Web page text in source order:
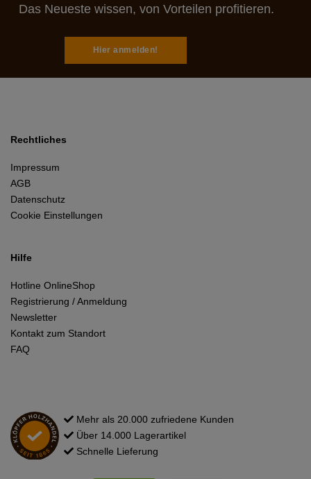
Das Neueste wissen, von Vorteilen profitieren.
Hier anmelden!
Rechtliches
Impressum
AGB
Datenschutz
Cookie Einstellungen
Hilfe
Hotline OnlineShop
Registrierung / Anmeldung
Newsletter
Kontakt zum Standort
FAQ
Mehr als 20.000 zufriedene Kunden
Über 14.000 Lagerartikel
Schnelle Lieferung